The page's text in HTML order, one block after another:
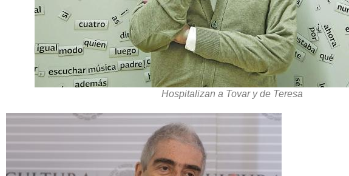
Hospitalizan a Tovar y de Teresa